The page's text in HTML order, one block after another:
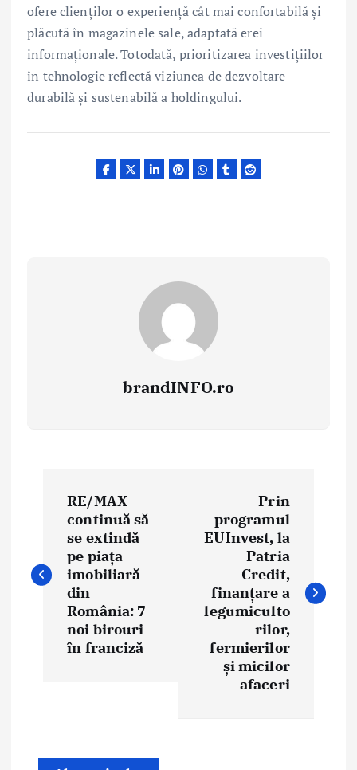
ofere clienților o experiență cât mai confortabilă și
plăcută în magazinele sale, adaptată erei
informaționale. Totodată, prioritizarea investițiilor
în tehnologie reflectă viziunea de dezvoltare
durabilă și sustenabilă a holdingului.
brandINFO.ro
i
RE/MAX
continuă să
se extindă
pe piața
imobiliară
din
România: 7
noi birouri
în franciză
Prin
programul
EUInvest, la
Patria
Credit,
finanțare a
legumiculto
rilor,
fermierilor
și micilor
afaceri